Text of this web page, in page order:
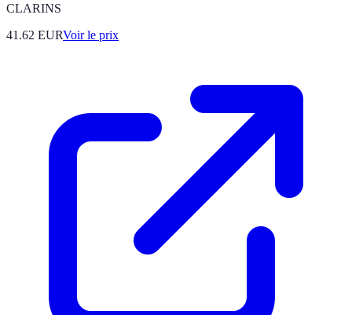
CLARINS
41.62 EURVoir le prix